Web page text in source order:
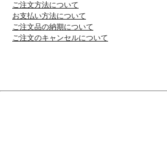
ご注文方法について
お支払い方法について
ご注文品の納期について
ご注文のキャンセルについて